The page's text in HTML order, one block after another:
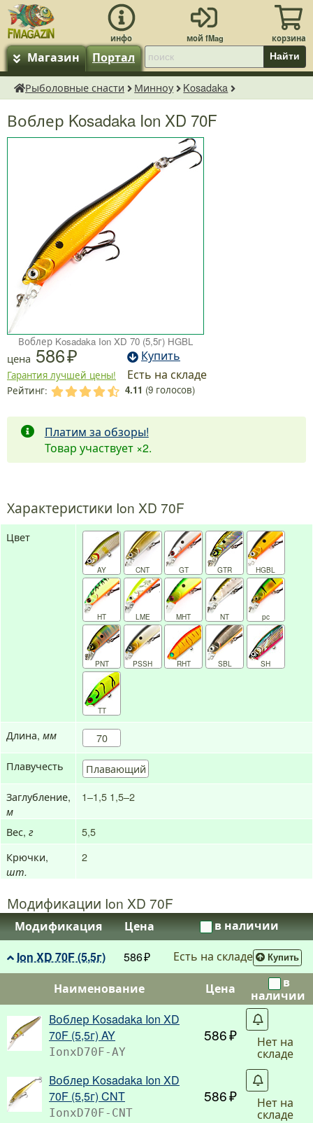
Магазин Портал Найти
fMagazin.ru
Рыболовные снасти Минноу Kosadaka
Воблер Kosadaka Ion XD 70F
Воблер Kosadaka Ion XD 70 (5,5г) HGBL
цена 586
Гарантия лучшей цены!
Купить
Есть на складе
Рейтинг: 4.11 (9голосов)
Платим за обзоры!
Товар участвует ×2.
Характеристики Ion XD 70F
Цвет
AY CNT GT GTR HGBL
HT LME MHT NT pc
PNT PSSH RHT SBL SH
TT
Длина, мм
70
Плавучесть
Плавающий
Заглубление,
м
1–1,5 1,5–2
Вес, г
5,5
Крючки,
шт.
2
Модификации Ion XD 70F
Модификация Цена
в наличии
Ion XD 70F (5,5г)
586 Есть на складе Купить
Наименование Цена
в
наличии
Воблер Kosadaka Ion XD
70F (5,5г) AY
IonxD70F-AY
586 Нет на
складе
Воблер Kosadaka Ion XD
70F (5,5г) CNT
IonxD70F-CNT
586 Нет на
складе